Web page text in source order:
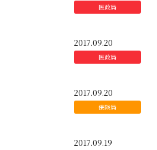
2017.09.20
2017.09.20
2017.09.19